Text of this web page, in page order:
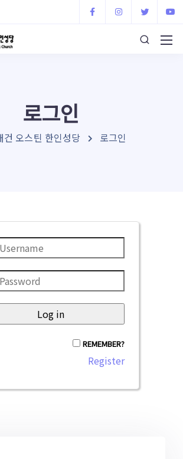
로그인
건 오스틴 한인성당 로그인
REMEMBER?
Register